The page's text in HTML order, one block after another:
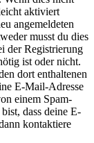
aktiviert
angemeldeten
musst du dies
der Registrierung
ist oder nicht.
dort enthaltenen
E-Mail-Adresse
einem Spam-
dass deine E-
kontaktiere